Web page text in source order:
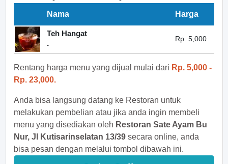
Nama Harga
Teh Hangat
-
Rp. 5,000
Rentang harga menu yang dijual mulai dari Rp. 5,000 -
Rp. 23,000.
Anda bisa langsung datang ke Restoran untuk
melakukan pembelian atau jika anda ingin membeli
menu yang disediakan oleh Restoran Sate Ayam Bu
Nur, Jl Kutisarinselatan 13/39 secara online, anda
bisa pesan dengan melalui tombol dibawah ini.